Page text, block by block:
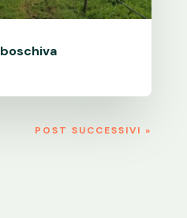
POST SUCCESSIVI »